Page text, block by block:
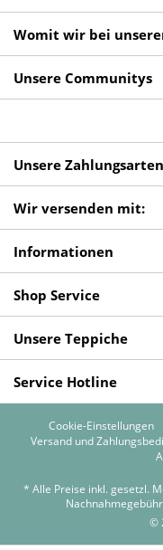
Womit wir bei
Unsere Communitys
Unsere Zahlungsarten
Wir versenden mit:
Informationen
Shop Service
Unsere Teppiche
Service Hotline
Cookie-Einstellungen
Versand und
* Alle Preise inkl. gesetzl.
©